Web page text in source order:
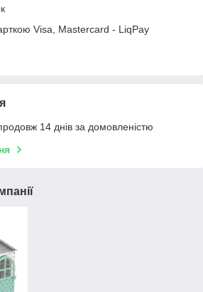
Visa, Mastercard - LiqPay
14 днів за домовленістю